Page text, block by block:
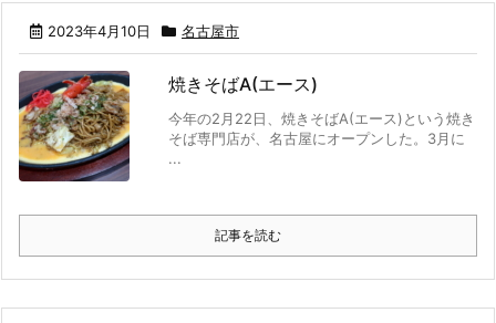
2023年4月10日 名古屋市
焼きそばA(エース)
今年の2月22日、焼きそばA(エース)という焼き
そば専門店が、名古屋にオープンした。3月に
...
記事を読む